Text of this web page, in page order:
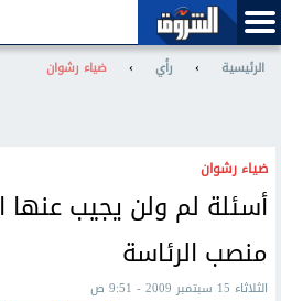
الرئيسية › رأي › ضياء رشوان
ضياء رشوان
أسئلة لم ولن يجيب عنها
منصب الرئاسة
الثلاثاء 15 سبتمبر 2009 - 9:51 ص